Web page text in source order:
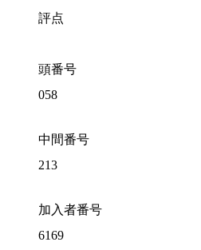
評点
頭番号
058
中間番号
213
加入者番号
6169